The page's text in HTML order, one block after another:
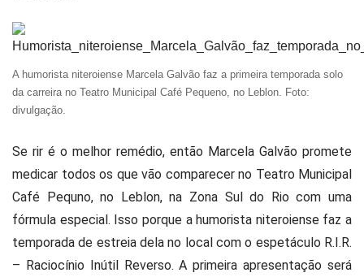
A humorista niteroiense Marcela Galvão faz a primeira temporada solo
da carreira no Teatro Municipal Café Pequeno, no Leblon. Foto:
divulgação.
Se rir é o melhor remédio, então Marcela Galvão promete
medicar todos os que vão comparecer no Teatro Municipal
Café Pequno, no Leblon, na Zona Sul do Rio com uma
fórmula especial. Isso porque a humorista niteroiense faz a
temporada de estreia dela no local com o espetáculo R.I.R.
– Raciocínio Inútil Reverso. A primeira apresentação será